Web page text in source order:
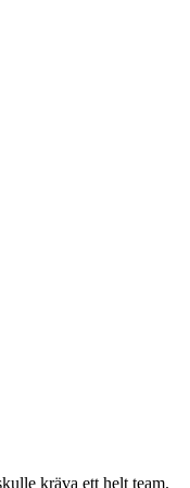
kräva ett helt team.